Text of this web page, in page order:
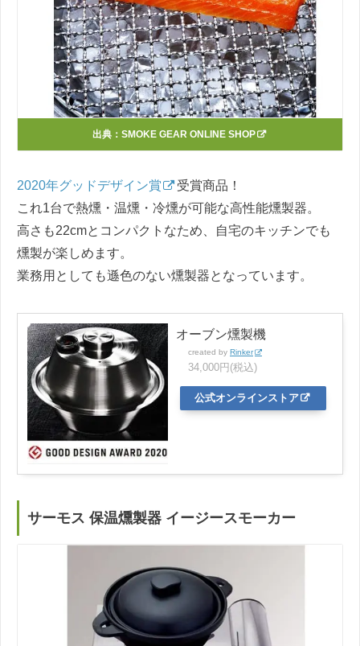
出典： SMOKE GEAR ONLINE SHOP
2020年グッドデザイン賞
受賞商品！
これ1台で熱燻・温燻・冷燻が可能な高性能燻製器。
高さも22cmとコンパクトなため、自宅のキッチンでも
燻製が楽しめます。
業務用としても遜色のない燻製器となっています。
オーブン燻製機
created by Rinker
34,000円(税込)
公式オンラインストア
サーモス 保温燻製器 イージースモーカー